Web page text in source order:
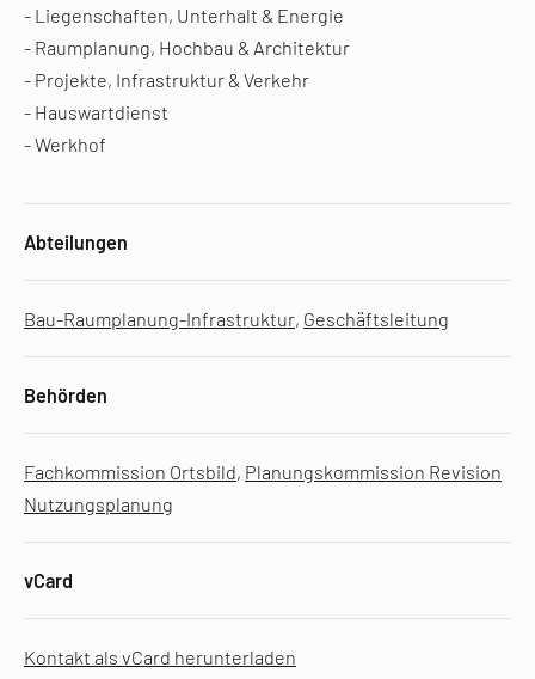
- Liegenschaften, Unterhalt & Energie
- Raumplanung, Hochbau & Architektur
- Projekte, Infrastruktur & Verkehr
- Hauswartdienst
- Werkhof
Abteilungen
Bau-Raumplanung-Infrastruktur, Geschäftsleitung
Behörden
Fachkommission Ortsbild, Planungskommission Revision
Nutzungsplanung
vCard
Kontakt als vCard herunterladen